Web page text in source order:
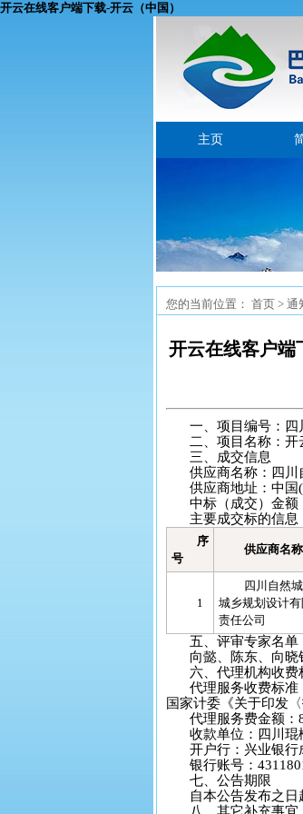
开云在线客户端下载-开云（中国）
主页
您的当前位置： 首页 > 通
开云在线客户端
一、项目编号：四
二、项目名称：
三、成交信息
供应商名称：四川
供应商地址：中国
中标（成交）金额
主要成交标的信息
序
号
供应商名称
1
四川自然
城乡规划设计有
责任公司
五、评审专家名单
向懿、陈东、向晓
六、代理机构收费
代理服务收费标
国家计委《关于印发
代理服务费金额：
收款单位：四川琨
开户行：兴业银行
银行账号：
七、公告期限
自本公告发布之日